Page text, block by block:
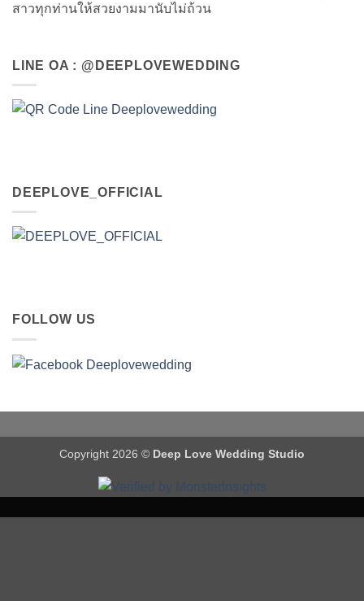
สาวทุกท่านให้สวยงามมานับไม่ถ้วน
LINE OA : @DEEPLOVEWEDDING
DEEPLOVE_OFFICIAL
FOLLOW US
Copyright 2026 © Deep Love Wedding Studio